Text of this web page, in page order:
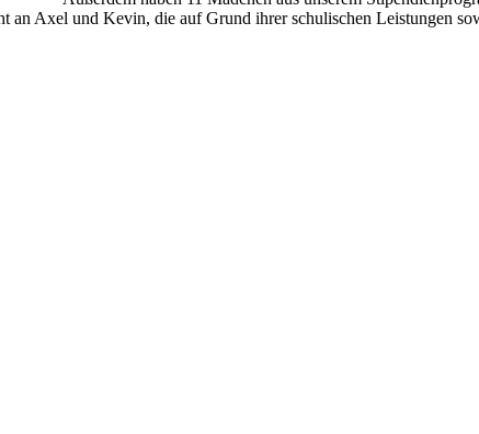
an Axel und Kevin, die auf Grund ihrer schulischen Leistungen